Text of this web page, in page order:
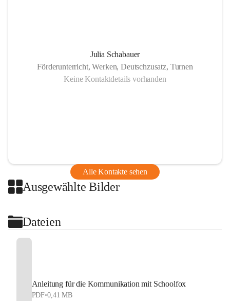
Julia Schabauer
Förderunterricht, Werken, Deutschzusatz, Turnen
Keine Kontaktdetails vorhanden
Alle Kontakte sehen
Ausgewählte Bilder
Dateien
Anleitung für die Kommunikation mit Schoolfox
PDF•0,41 MB